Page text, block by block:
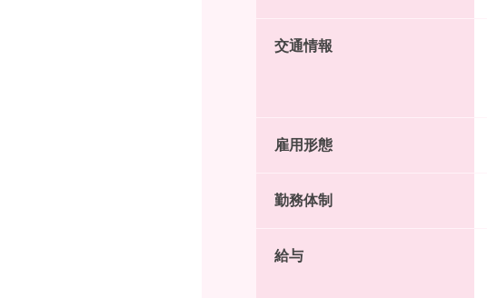
交通情報
雇用形態
勤務体制
給与